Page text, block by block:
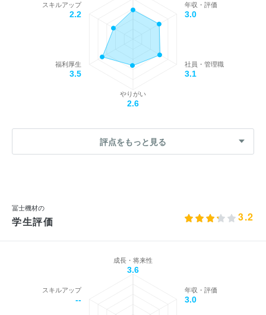
年収・評価
3.0
社員・管理職
3.1
やりがい
2.6
福利厚生
3.5
スキルアップ
2.2
評点をもっと見る
冨士機材の
学生評価 3.2
成長・将来性
3.6
年収・評価
3.0
スキルアップ
--